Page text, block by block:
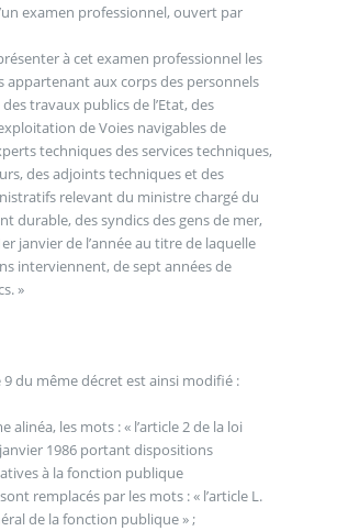
examen professionnel, ouvert par
à cet examen professionnel les
appartenant aux corps des personnels
travaux publics de l’Etat, des
de Voies navigables de
techniques des services techniques,
des adjoints techniques et des
relevant du ministre chargé du
durable, des syndics des gens de mer,
janvier de l’année au titre de laquelle
interviennent, de sept années de
»
9 du même décret est ainsi modifié :
alinéa, les mots : « l’article 2 de la loi
1986 portant dispositions
à la fonction publique
remplacés par les mots : « l’article L.
de la fonction publique » ;